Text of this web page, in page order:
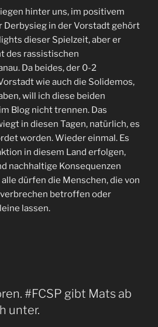
hinter uns, im positivem
Derbysieg in der Vorstadt gehört
dieser Spielzeit, aber er
des rassistischen
Da beides, der 0-2
wie auch die Solidemos,
will ich diese beiden
Blog nicht trennen. Das
in diesen Tagen, natürlich, es
worden. Wieder einmal. Es
in diesem Land erfolgen,
nachhaltige Konsequenzen
dürfen die Menschen, die von
betroffen oder
lassen.
#FCSP gibt Mats ab
unter.